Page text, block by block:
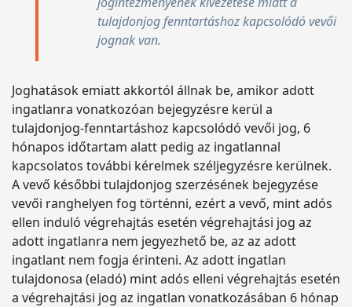
tulajdonjog fenntartáshoz kapcsolódó vevői
jognak van.
Joghatások emiatt akkortól állnak be, amikor adott
ingatlanra vonatkozóan bejegyzésre kerül a
tulajdonjog-fenntartáshoz kapcsolódó vevői jog, 6
hónapos időtartam alatt pedig az ingatlannal
kapcsolatos további kérelmek széljegyzésre kerülnek.
A vevő későbbi tulajdonjog szerzésének bejegyzése
vevői ranghelyen fog történni, ezért a vevő, mint adós
ellen induló végrehajtás esetén végrehajtási jog az
adott ingatlanra nem jegyezhető be, az az adott
ingatlant nem fogja érinteni. Az adott ingatlan
tulajdonosa (eladó) mint adós elleni végrehajtás esetén
a végrehajtási jog az ingatlan vonatkozásában 6 hónap